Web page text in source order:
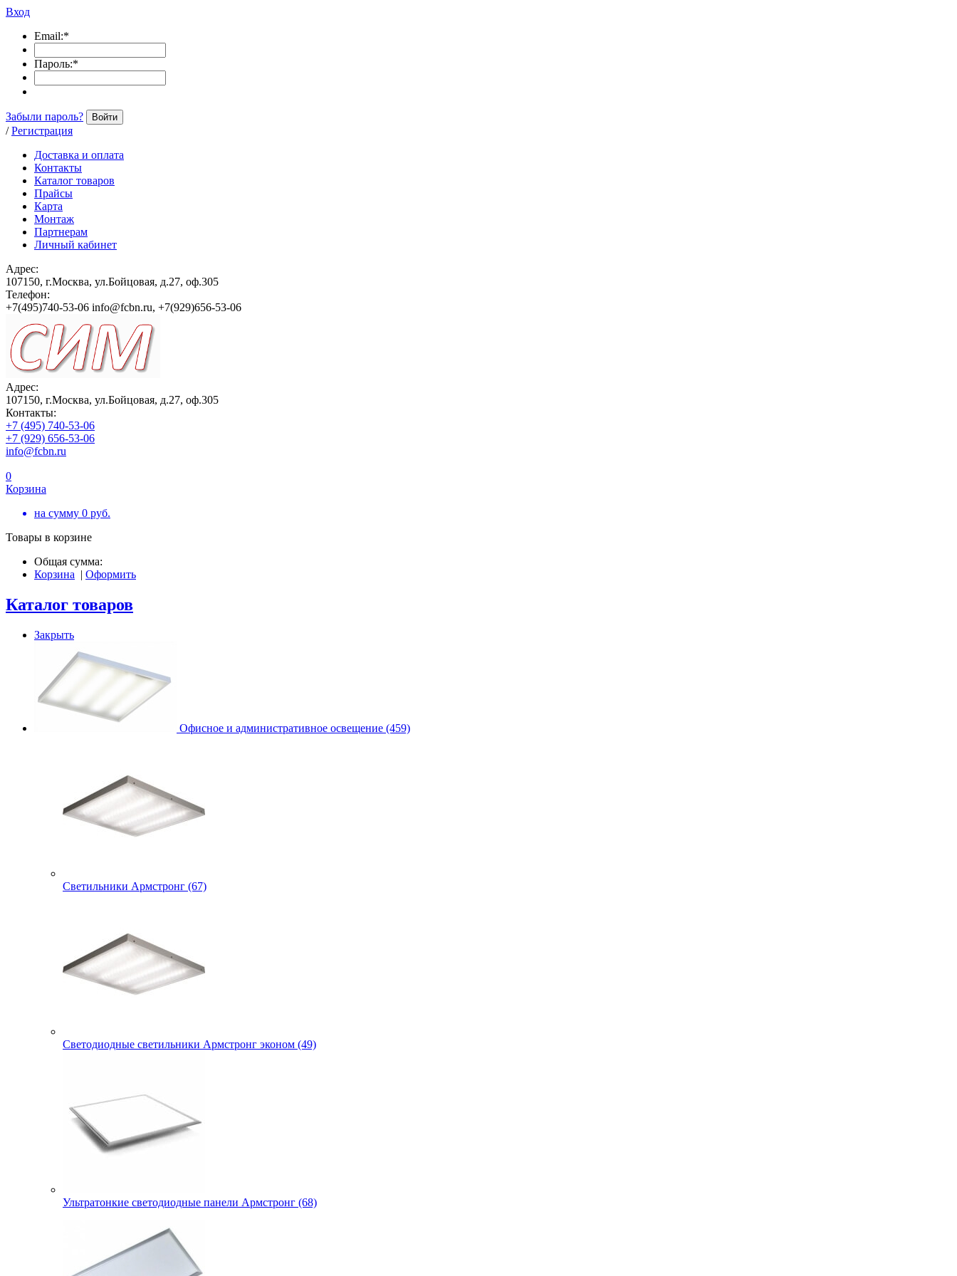
Вход
Email:*
Пароль:*
Забыли пароль? Войти
/ Регистрация
Доставка и оплата
Контакты
Каталог товаров
Прайсы
Карта
Монтаж
Партнерам
Личный кабинет
Адрес:
107150, г.Москва, ул.Бойцовая, д.27, оф.305
Телефон:
+7(495)740-53-06 info@fcbn.ru, +7(929)656-53-06
Адрес:
107150, г.Москва, ул.Бойцовая, д.27, оф.305
Контакты:
+7 (495) 740-53-06
+7 (929) 656-53-06
info@fcbn.ru
0
Корзина
на сумму 0 руб.
Товары в корзине
Общая сумма:
Корзина | Оформить
Каталог товаров
Закрыть
Офисное и административное освещение (459)
Светильники Армстронг (67)
Светодиодные светильники Армстронг эконом (49)
Ультратонкие светодиодные панели Армстронг (68)